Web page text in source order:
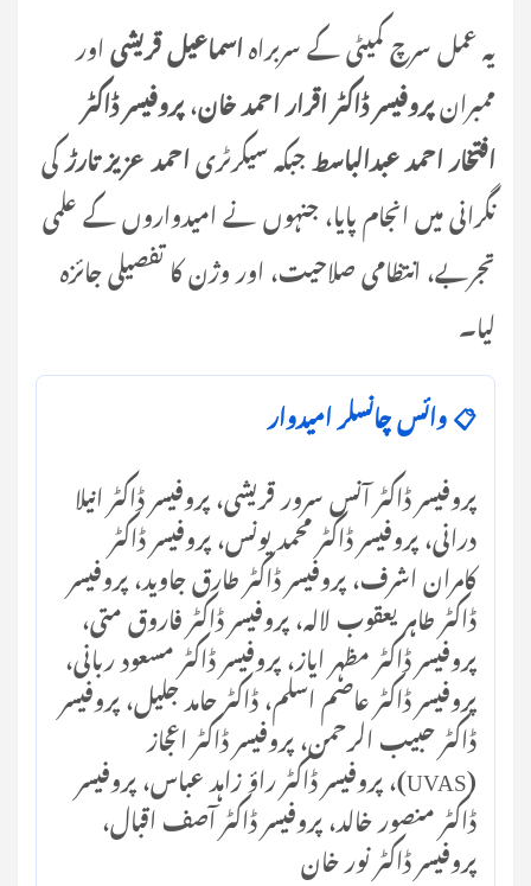
یہ عمل سرچ کمیٹی کے سربراہاسماعیل قریشیاور
ممبرانپروفیسر ڈاکٹر اقرار احمد خان،پروفیسر ڈاکٹر
افتخار احمد عبدالباسطجبکہ سیکرٹریاحمد عزیز تارڑکی
نگرانی میں انجام پایا، جنہوں نے امیدواروں کے علمی
تجربے، انتظامی صلاحیت، اور وژن کا تفصیلی جائزہ
لیا۔
📋 وائس چانسلر امیدوار
پروفیسر ڈاکٹر آنس سرور قریشی، پروفیسر ڈاکٹر انیلا
درانی، پروفیسر ڈاکٹر محمد یونس، پروفیسر ڈاکٹر
کامران اشرف، پروفیسر ڈاکٹر طارق جاوید، پروفیسر
ڈاکٹر طاہر یعقوب لالہ، پروفیسر ڈاکٹر فاروق متی،
پروفیسر ڈاکٹر مظہر ایاز، پروفیسر ڈاکٹر مسعود ربانی،
پروفیسر ڈاکٹر عاصم اسلم، ڈاکٹر حامد جلیل، پروفیسر
ڈاکٹر حبیب الرحمن، پروفیسر ڈاکٹر اعجاز
(UVAS)، پروفیسر ڈاکٹر راؤ زاہد عباس، پروفیسر
ڈاکٹر منصور خالد، پروفیسر ڈاکٹر آصف اقبال،
پروفیسر ڈاکٹر نور خان